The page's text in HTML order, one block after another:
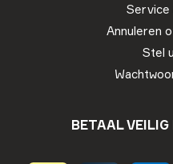
Service
Annuleren
Stel
BETAAL